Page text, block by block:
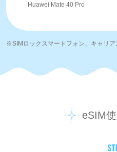
Huawei Mate 40 Pro
※SIMロックスマートフォン、キャリ
eSIM